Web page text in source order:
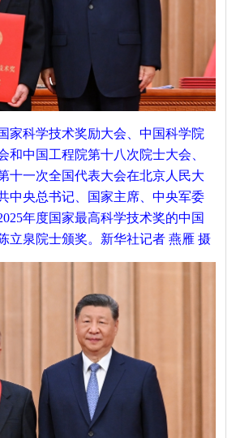
家科学技术奖励大会、中国科学院
和中国工程院第十八次院士大会、
十一次全国代表大会在北京人民大
中央总书记、国家主席、中央军委
年度国家最高科学技术奖的中国
立泉院士颁奖。新华社记者 燕雁 摄